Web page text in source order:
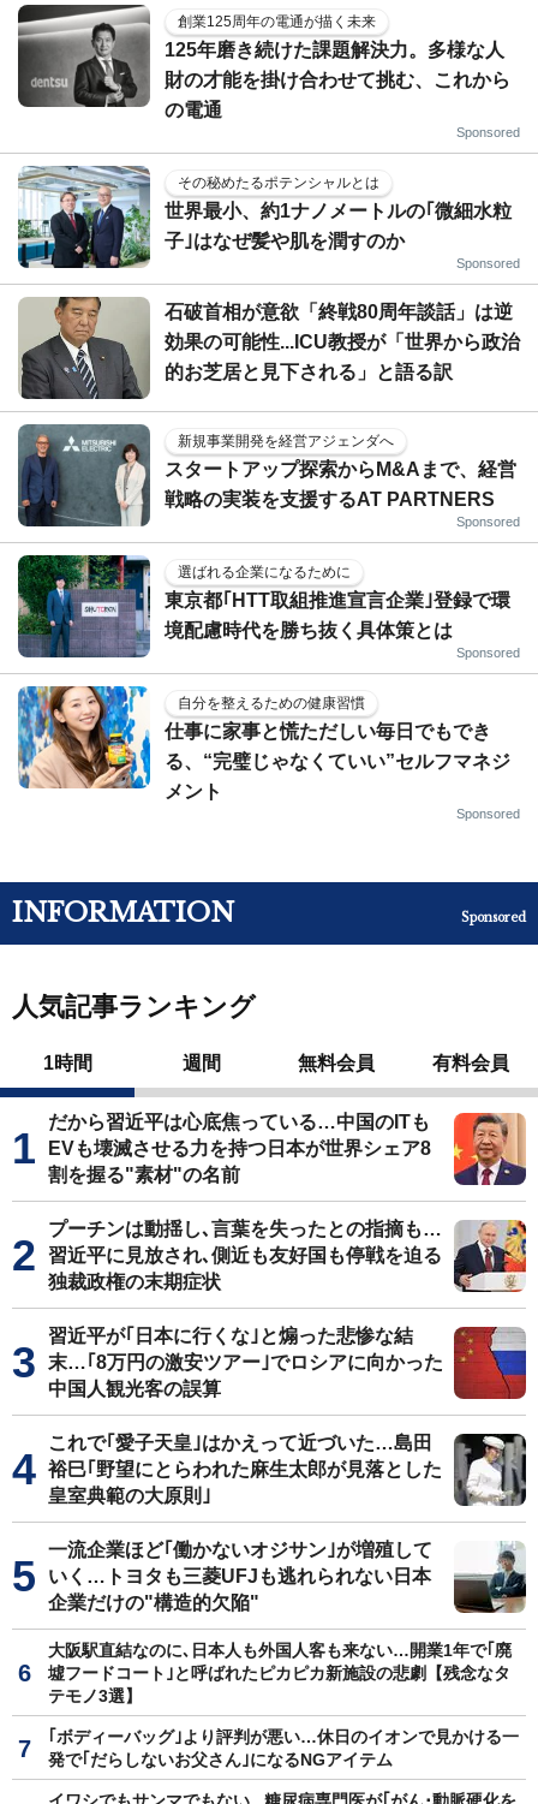
創業125周年の電通が描く未来
125年磨き続けた課題解決力。多様な人
財の才能を掛け合わせて挑む、これから
の電通
Sponsored
その秘めたるポテンシャルとは
世界最小、約1ナノメートルの｢微細水粒
子｣はなぜ髪や肌を潤すのか
Sponsored
石破首相が意欲「終戦80周年談話」は逆
効果の可能性...ICU教授が「世界から政治
的お芝居と見下される」と語る訳
新規事業開発を経営アジェンダへ
スタートアップ探索からM&Aまで、経営
戦略の実装を支援するAT PARTNERS
Sponsored
選ばれる企業になるために
東京都｢HTT取組推進宣言企業｣登録で環
境配慮時代を勝ち抜く具体策とは
Sponsored
自分を整えるための健康習慣
仕事に家事と慌ただしい毎日でもでき
る、“完璧じゃなくていい”セルフマネジ
メント
Sponsored
INFORMATION Sponsored
人気記事ランキング
1時間 週間 無料会員 有料会員
だから習近平は心底焦っている…中国のITも
EVも壊滅させる力を持つ日本が世界シェア8
割を握る"素材"の名前
プーチンは動揺し､言葉を失ったとの指摘も…
習近平に見放され､側近も友好国も停戦を迫る
独裁政権の末期症状
習近平が｢日本に行くな｣と煽った悲惨な結
末…｢8万円の激安ツアー｣でロシアに向かった
中国人観光客の誤算
これで｢愛子天皇｣はかえって近づいた…島田
裕巳｢野望にとらわれた麻生太郎が見落とした
皇室典範の大原則｣
一流企業ほど｢働かないオジサン｣が増殖して
いく…トヨタも三菱UFJも逃れられない日本
企業だけの"構造的欠陥"
大阪駅直結なのに､日本人も外国人客も来ない…開業1年で｢廃
墟フードコート｣と呼ばれたピカピカ新施設の悲劇【残念なタ
テモノ3選】
｢ボディーバッグ｣より評判が悪い…休日のイオンで見かける一
発で｢だらしないお父さん｣になるNGアイテム
イワシでもサンマでもない...糖尿病専門医が｢がん･動脈硬化を